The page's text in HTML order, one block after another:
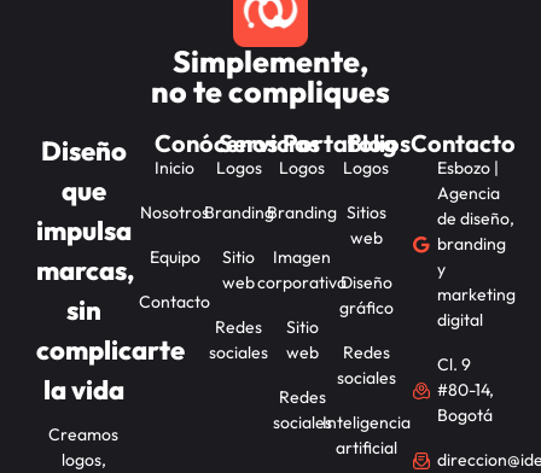
Simplemente,
no te compliques
Diseño
que
impulsa
marcas,
sin
complicarte
la vida
Creamos
logos,
Conócenos
Inicio
Nosotros
Equipo
Contacto
Servicios
Logos
Branding
Sitio
web
Redes
sociales
Portafolios
Logos
Branding
Imagen
corporativa
Sitio
web
Redes
sociales
Blog
Logos
Sitios
web
Diseño
gráfico
Redes
sociales
Inteligencia
artificial
Contacto
Esbozo |
Agencia
de diseño,
branding
y
marketing
digital
Cl. 9
#80-14,
Bogotá